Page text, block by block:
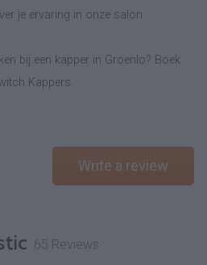
je ervaring in onze salon.
bij een kapper in Groenlo? Boek
Kappers.
Write a review
65 Reviews